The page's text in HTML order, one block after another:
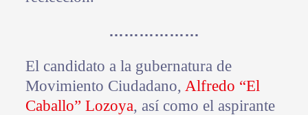
………………
El candidato a la gubernatura de
Movimiento Ciudadano, Alfredo “El
Caballo” Lozoya, así como el aspirante